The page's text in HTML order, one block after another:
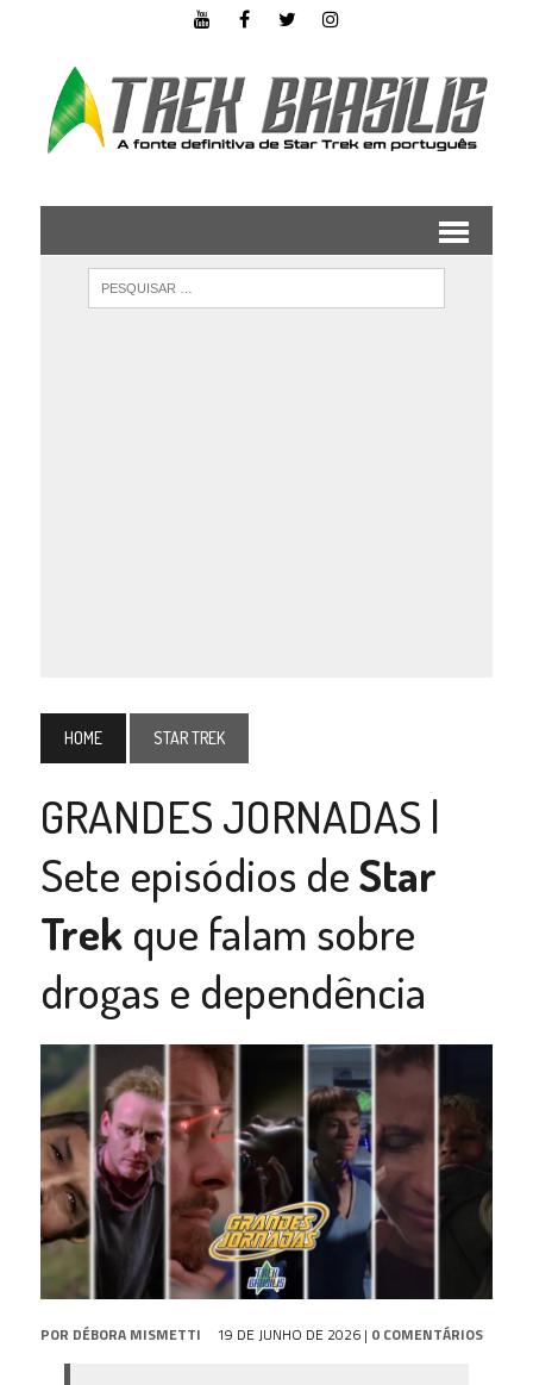
HOME STAR TREK
GRANDES JORNADAS |
Sete episódios deStar
Trekque falam sobre
drogas e dependência
POR DÉBORA MISMETTI 19 DE JUNHO DE 2026| 0 COMENTÁRIOS